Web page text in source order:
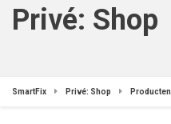
Privé: Shop
SmartFix Privé: Shop Producten